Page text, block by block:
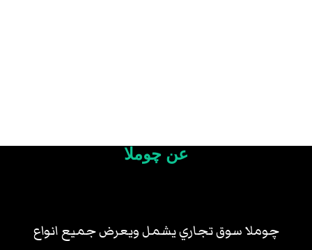
عن چوملا
چوملا سوق تجاري يشمل ويعرض جميع انواع